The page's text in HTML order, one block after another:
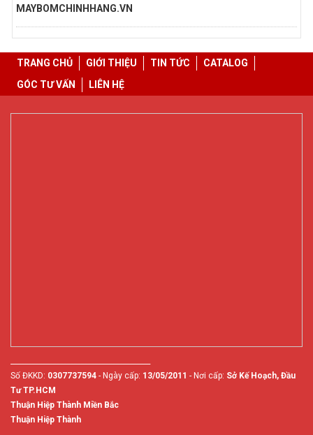
MAYBOMCHINHHANG.VN
TRANG CHỦ GIỚI THIỆU TIN TỨC
CATALOG
GÓC TƯ VẤN
LIÊN HỆ
Số ĐKKD: 0307737594 - Ngày cấp: 13/05/2011 - Nơi cấp: Sở Kế Hoạch, Đầu
Tư TP.HCM
Thuận Hiệp Thành Miền Bắc
Thuận Hiệp Thành